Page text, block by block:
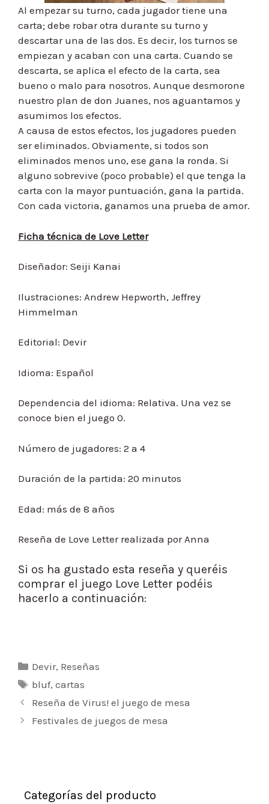
Al empezar su turno, cada jugador tiene una
carta; debe robar otra durante su turno y
descartar una de las dos. Es decir, los turnos se
empiezan y acaban con una carta. Cuando se
descarta, se aplica el efecto de la carta, sea
bueno o malo para nosotros. Aunque desmorone
nuestro plan de don Juanes, nos aguantamos y
asumimos los efectos.
A causa de estos efectos, los jugadores pueden
ser eliminados. Obviamente, si todos son
eliminados menos uno, ese gana la ronda. Si
alguno sobrevive (poco probable) el que tenga la
carta con la mayor puntuación, gana la partida.
Con cada victoria, ganamos una prueba de amor.
Ficha técnica de Love Letter
Diseñador: Seiji Kanai
Ilustraciones: Andrew Hepworth, Jeffrey
Himmelman
Editorial: Devir
Idioma: Español
Dependencia del idioma: Relativa. Una vez se
conoce bien el juego 0.
Número de jugadores: 2 a 4
Duración de la partida: 20 minutos
Edad: más de 8 años
Reseña de Love Letter realizada por Anna
Si os ha gustado esta reseña y queréis
comprar el juego Love Letter podéis
hacerlo a continuación:
Categorías
Devir, Reseñas
Etiquetas
bluf,cartas
Navegación
de
Reseña de Virus! el juego de mesa
Festivales de juegos de mesa
Categorías del producto